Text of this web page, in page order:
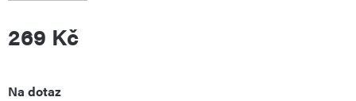
269 Kč
Měrná
Na dotaz